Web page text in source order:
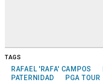
TAGS
RAFAEL 'RAFA' CAMPOS
PATERNIDAD
PGA TOUR